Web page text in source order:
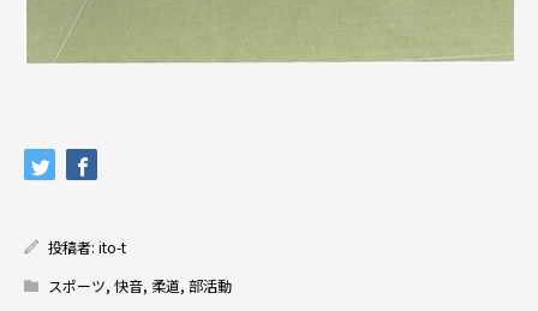
投稿者: ito-t
スポーツ, 快音, 柔道, 部活動